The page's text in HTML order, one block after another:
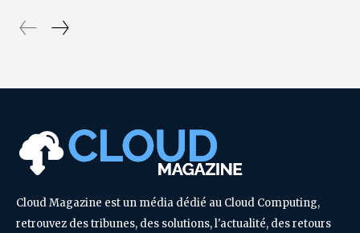
Cloud Magazine est un média dédié au Cloud Computing,
retrouvez des tribunes, des solutions, l'actualité, des retours